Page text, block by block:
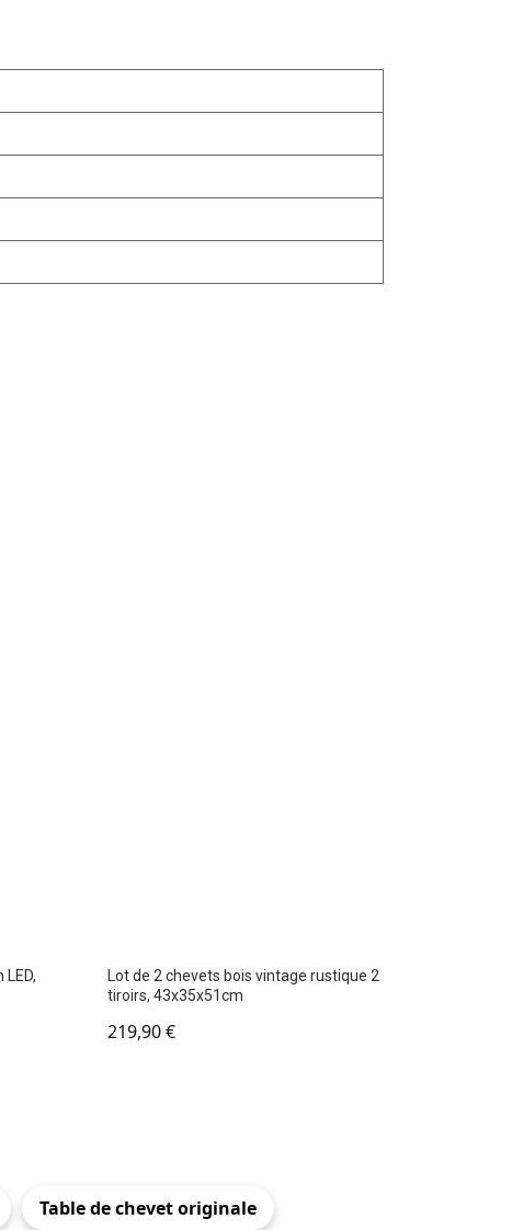
Lot de 2 chevets bois vintage rustique 2
tiroirs, 43x35x51cm
219,90€
Table de chevet originale